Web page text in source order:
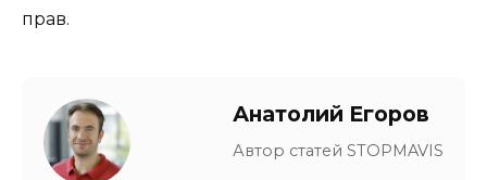
прав.
Анатолий Егоров
Автор статей STOPMAVIS